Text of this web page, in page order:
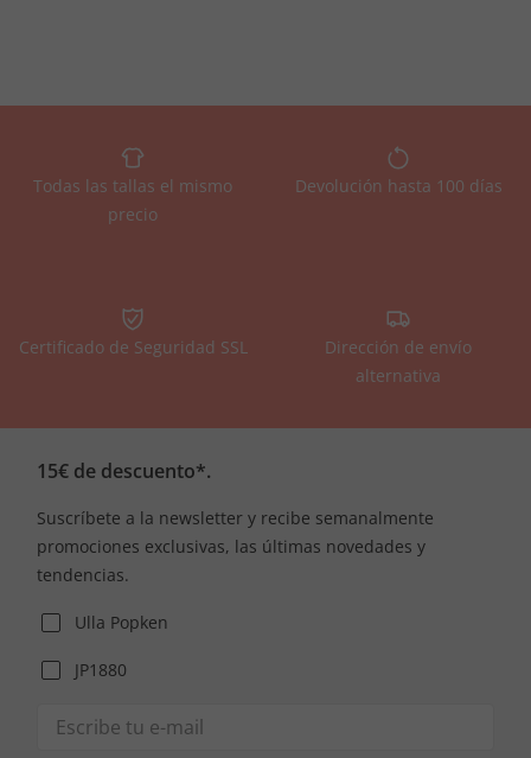
Todas las tallas el mismo
precio
Devolución hasta 100 días
Certificado de Seguridad SSL
Dirección de envío
alternativa
15€ de descuento*.
Suscríbete a la newsletter y recibe semanalmente
promociones exclusivas, las últimas novedades y
tendencias.
Ulla Popken
JP1880